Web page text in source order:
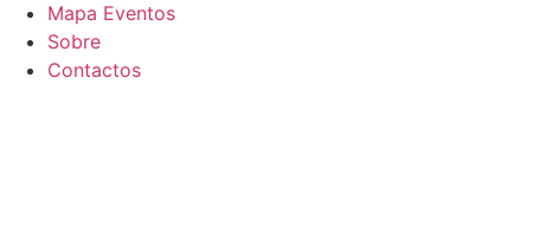
Mapa Eventos
Sobre
Contactos